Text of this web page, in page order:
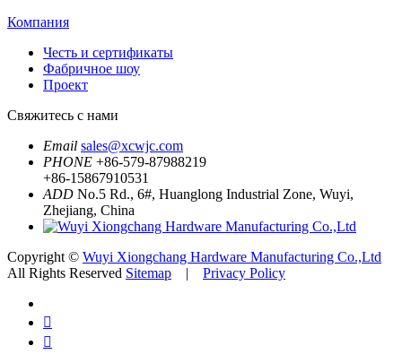
Компания
Честь и сертификаты
Фабричное шоу
Проект
Свяжитесь с нами
Email sales@xcwjc.com
PHONE +86-579-87988219
+86-15867910531
ADD No.5 Rd., 6#, Huanglong Industrial Zone, Wuyi,
Zhejiang, China
Copyright © Wuyi Xiongchang Hardware Manufacturing Co.,Ltd
All Rights Reserved Sitemap | Privacy Policy

